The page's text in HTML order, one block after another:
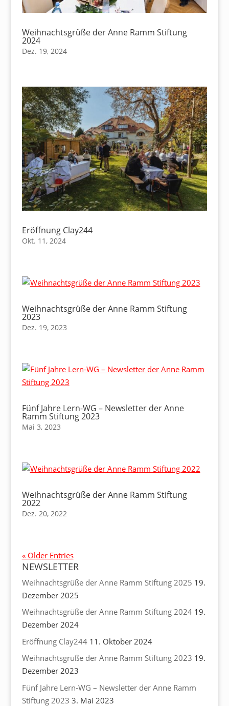
Weihnachtsgrüße der Anne Ramm Stiftung
2024
Dez. 19, 2024
Eröffnung Clay244
Okt. 11, 2024
Weihnachtsgrüße der Anne Ramm Stiftung
2023
Dez. 19, 2023
Fünf Jahre Lern-WG – Newsletter der Anne
Ramm Stiftung 2023
Mai 3, 2023
Weihnachtsgrüße der Anne Ramm Stiftung
2022
Dez. 20, 2022
« Older Entries
NEWSLETTER
Weihnachtsgrüße der Anne Ramm Stiftung 2025 19.
Dezember 2025
Weihnachtsgrüße der Anne Ramm Stiftung 2024 19.
Dezember 2024
Eröffnung Clay244 11. Oktober 2024
Weihnachtsgrüße der Anne Ramm Stiftung 2023 19.
Dezember 2023
Fünf Jahre Lern-WG – Newsletter der Anne Ramm
Stiftung 2023 3. Mai 2023